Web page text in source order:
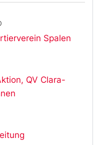
Spalen
QV Clara-